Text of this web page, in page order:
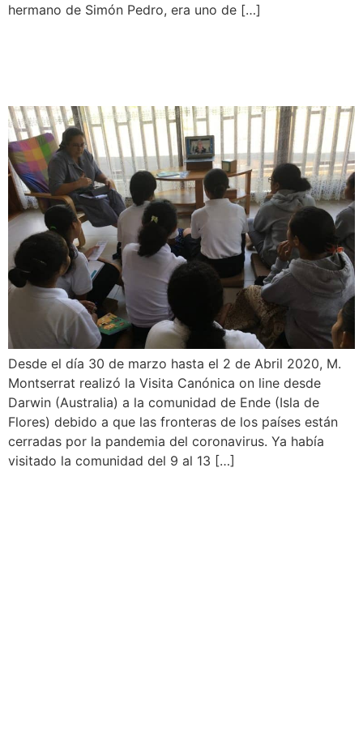
hermano de Simón Pedro, era uno de […]
Desde el día 30 de marzo hasta el 2 de Abril 2020, M.
Montserrat realizó la Visita Canónica on line desde
Darwin (Australia) a la comunidad de Ende (Isla de
Flores) debido a que las fronteras de los países están
cerradas por la pandemia del coronavirus. Ya había
visitado la comunidad del 9 al 13 […]